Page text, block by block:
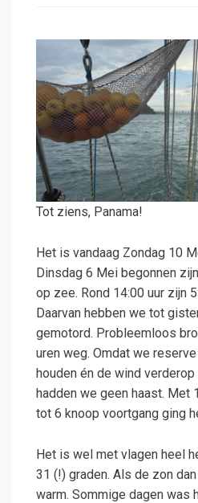
Tot ziens, Panama!
Het is vandaag Zondag 10
Dinsdag 6 Mei begonnen
op zee. Rond 14:00 uur zijn
Daarvan hebben we tot
gemotord. Probleemloos
uren weg. Omdat we
houden én de wind
hadden we geen haast. Met
tot 6 knoop voortgang ging
Het is wel met vlagen heel
31 (!) graden. Als de zon
warm. Sommige dagen was